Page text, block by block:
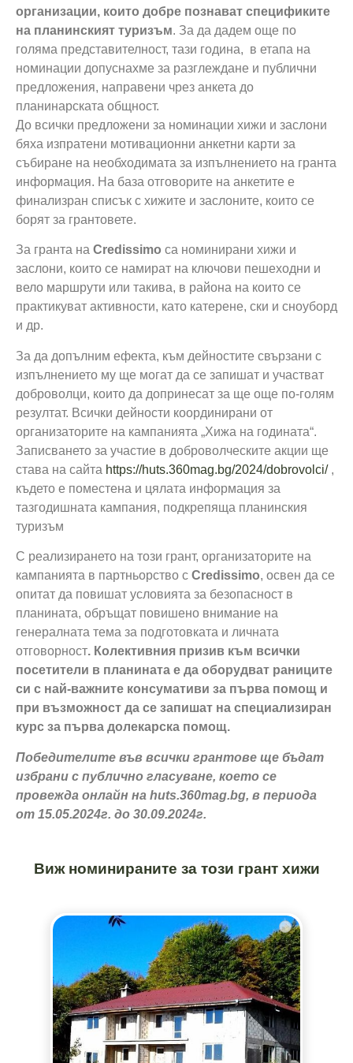
организации, които добре познават спецификите
на планинският туризъм. За да дадем още по
голяма представителност, тази година, в етапа на
номинации допуснахме за разглеждане и публични
предложения, направени чрез анкета до
планинарската общност.
До всички предложени за номинации хижи и заслони
бяха изпратени мотивационни анкетни карти за
събиране на необходимата за изпълнението на гранта
информация. На база отговорите на анкетите е
финализран списък с хижите и заслоните, които се
борят за грантовете.
За гранта на Credissimo са номинирани хижи и
заслони, които се намират на ключови пешеходни и
вело маршрути или такива, в района на които се
практикуват активности, като катерене, ски и сноуборд
и др.
За да допълним ефекта, към дейностите свързани с
изпълнението му ще могат да се запишат и участват
доброволци, които да допринесат за ще още по-голям
резултат. Всички дейности координирани от
организаторите на кампанията „Хижа на годината“.
Записването за участие в доброволческите акции ще
става на сайта https://huts.360mag.bg/2024/dobrovolci/,
където е поместена и цялата информация за
тазгодишната кампания, подкрепяща планинския
туризъм
С реализирането на този грант, организаторите на
кампанията в партньорство с Credissimo, освен да се
опитат да повишат условията за безопасност в
планината, обръщат повишено внимание на
генералната тема за подготовката и личната
отговорност. Колективния призив към всички
посетители в планината е да оборудват раниците
си с най-важните консумативи за първа помощ и
при възможност да се запишат на специализиран
курс за първа долекарска помощ.
Победителите във всички грантове ще бъдат
избрани с публично гласуване, което се
провежда онлайн на huts.360mag.bg, в периода
от 15.05.2024г. до 30.09.2024г.
Виж номинираните за този грант хижи
първа
хижи и
заслони" с
Credissimo